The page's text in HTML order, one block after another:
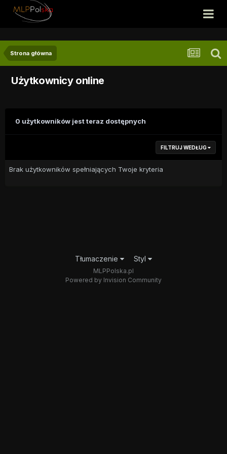
Strona główna
Użytkownicy online
0 użytkowników jest teraz dostępnych
FILTRUJ WEDŁUG
Brak użytkowników spełniających Twoje kryteria
Tłumaczenie Styl
MLPPolska.pl
Powered by Invision Community